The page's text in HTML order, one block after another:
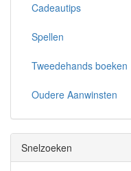
Cadeautips
Spellen
Tweedehands boeken
Oudere Aanwinsten
Snelzoeken